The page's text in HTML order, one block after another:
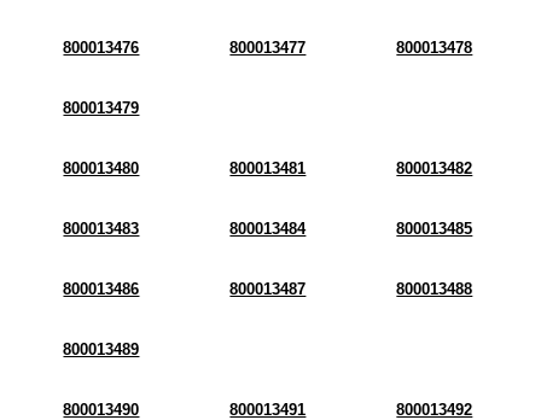
800013476 800013477 800013478
800013479
800013480 800013481 800013482
800013483 800013484 800013485
800013486 800013487 800013488
800013489
800013490 800013491 800013492